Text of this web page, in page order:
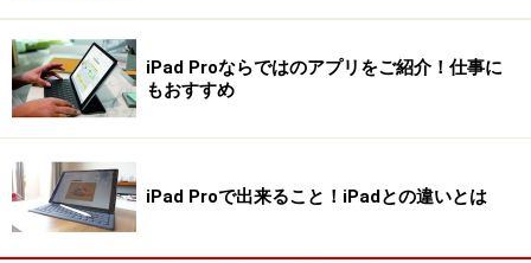
ディスプレイには液晶ではなく有機ELを採用。2枚のパネル
を重ねて輝度を大幅に高める「タンデムOLED」という技術
が用いられている
そしてプロセッサには、アップルが新たに開発した最上
位の「M4」を搭載。Macにも先駆けて最新のプロセッサ
を採用したことで、映像編集など負荷の大きな処理がよ
りスピーディーになるだけでなく、昨今話題のAIに関す
iPad Proならではのアプリをご紹介！仕事に
もおすすめ
iPad Proで出来ること！iPadとの違いとは